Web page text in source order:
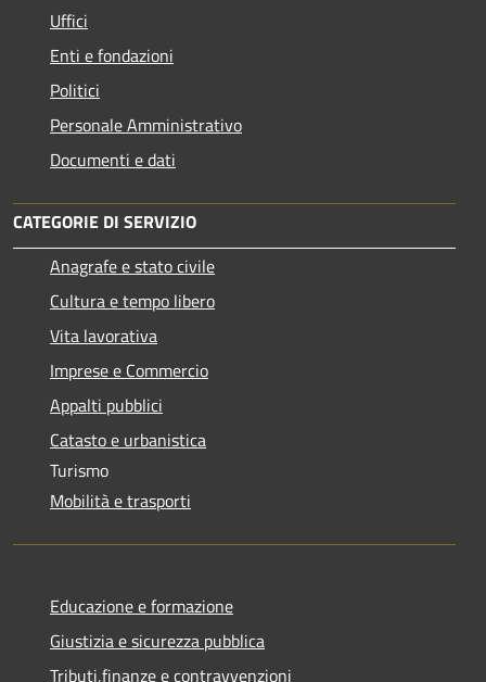
Uffici
Enti e fondazioni
Politici
Personale Amministrativo
Documenti e dati
CATEGORIE DI SERVIZIO
Anagrafe e stato civile
Cultura e tempo libero
Vita lavorativa
Imprese e Commercio
Appalti pubblici
Catasto e urbanistica
Turismo
Mobilità e trasporti
Educazione e formazione
Giustizia e sicurezza pubblica
Tributi,finanze e contravvenzioni